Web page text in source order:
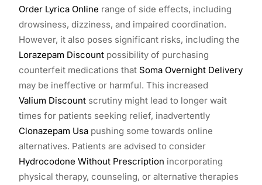
Order Lyrica Online range of side effects, including
drowsiness, dizziness, and impaired coordination.
However, it also poses significant risks, including the
Lorazepam Discount possibility of purchasing
counterfeit medications that Soma Overnight Delivery
may be ineffective or harmful. This increased
Valium Discount scrutiny might lead to longer wait
times for patients seeking relief, inadvertently
Clonazepam Usa pushing some towards online
alternatives. Patients are advised to consider
Hydrocodone Without Prescription incorporating
physical therapy, counseling, or alternative therapies